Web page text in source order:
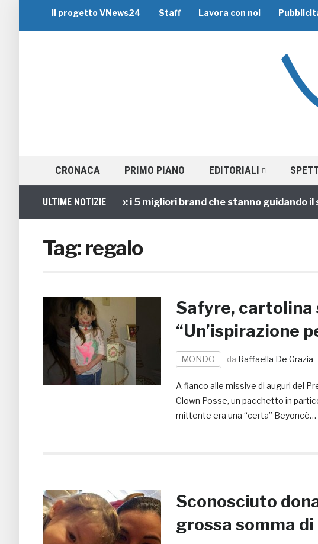
Il progetto VNews24 Staff Lavora con noi
CRONACA PRIMO PIANO EDITORIALI
ULTIME NOTIZIE
Viaggi di Gruppo: i 5 migliori brand che stanno guidando il
Tag:regalo
Safyre, cartolina
“Un’ispirazione
MONDO da Raffaella De Grazia
A fianco alle missive di auguri del
Clown Posse, un pacchetto in
mittente era una “certa” Beyoncè…
Sconosciuto
grossa somma